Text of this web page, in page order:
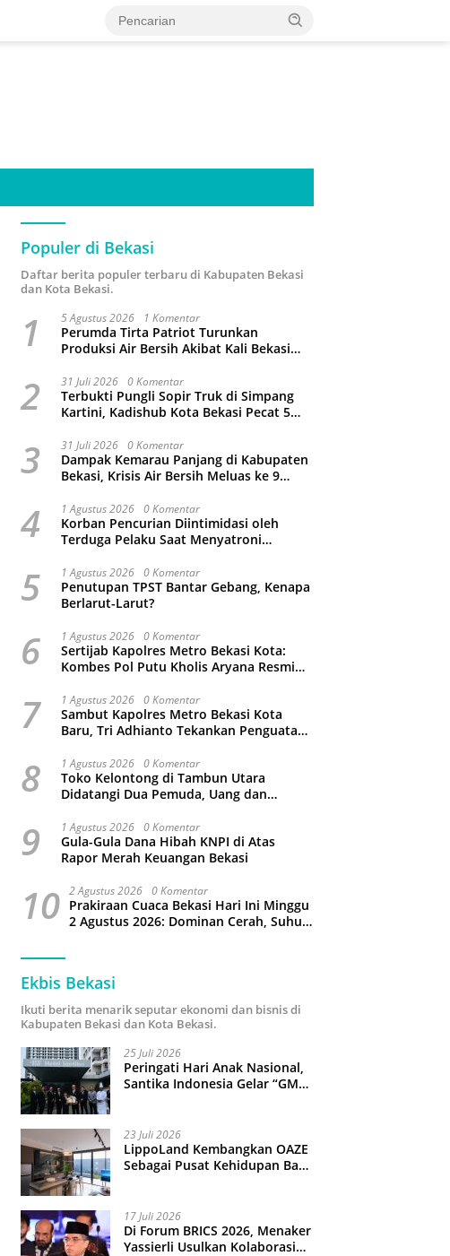
Populer di Bekasi
Daftar berita populer terbaru di Kabupaten Bekasi
dan Kota Bekasi.
1 5 Agustus 2026 1 Komentar
Perumda Tirta Patriot Turunkan
Produksi Air Bersih Akibat Kali Bekasi
2 31 Juli 2026 0 Komentar
Terbukti Pungli Sopir Truk di Simpang
Kartini, Kadishub Kota Bekasi Pecat 5
3 31 Juli 2026 0 Komentar
Dampak Kemarau Panjang di Kabupaten
Bekasi, Krisis Air Bersih Meluas ke 9
4 1 Agustus 2026 0 Komentar
Korban Pencurian Diintimidasi oleh
Terduga Pelaku Saat Menyatroni
Malah Ikut-Ikutan!
5 1 Agustus 2026 0 Komentar
Penutupan TPST Bantar Gebang, Kenapa
Berlarut-Larut?
6 1 Agustus 2026 0 Komentar
Sertijab Kapolres Metro Bekasi Kota:
Kombes Pol Putu Kholis Aryana Resmi
Bintoro
7 1 Agustus 2026 0 Komentar
Sambut Kapolres Metro Bekasi Kota
Baru, Tri Adhianto Tekankan Penguatan
8 1 Agustus 2026 0 Komentar
Toko Kelontong di Tambun Utara
Didatangi Dua Pemuda, Uang dan
9 1 Agustus 2026 0 Komentar
Gula-Gula Dana Hibah KNPI di Atas
Rapor Merah Keuangan Bekasi
10 2 Agustus 2026 0 Komentar
Prakiraan Cuaca Bekasi Hari Ini Minggu
2 Agustus 2026: Dominan Cerah, Suhu
Ekbis Bekasi
Ikuti berita menarik seputar ekonomi dan bisnis di
Kabupaten Bekasi dan Kota Bekasi.
25 Juli 2026
Peringati Hari Anak Nasional,
Santika Indonesia Gelar “GM
23 Juli 2026
LippoLand Kembangkan OAZE
Sebagai Pusat Kehidupan Baru
17 Juli 2026
Di Forum BRICS 2026, Menaker
Yassierli Usulkan Kolaborasi